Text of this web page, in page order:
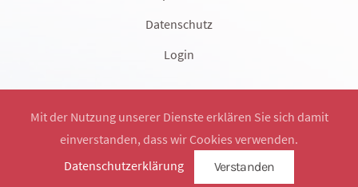
Datenschutz
Login
Mit der Nutzung unserer Dienste erklären Sie sich damit
einverstanden, dass wir Cookies verwenden.
Datenschutzerklärung
Verstanden